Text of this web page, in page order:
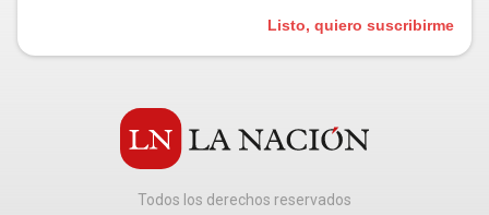
Listo, quiero suscribirme
Todos los derechos reservados